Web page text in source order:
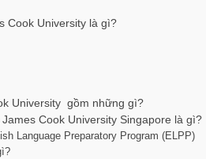
Cook University là gì?
University gồm những gì?
Cook University Singapore là gì?
Language Preparatory Program (ELPP)